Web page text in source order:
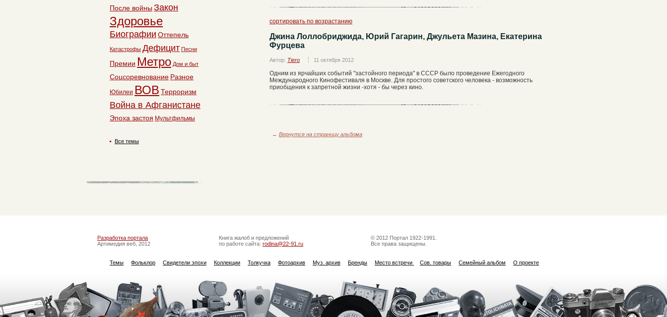
сортировать по возрастанию
Джина Лоллобриджида, Юрий Гагарин, Джульета Мазина, Екатерина
Фурцева
Автор: Tiero 11 октября 2012
Одним из ярчайших событий "застойного периода" в СССР было проведение Ежегодного
Международного Кинофестиваля в Москве. Для простого советского человека - возможность
приобщения к запретной жизни -хотя - бы через кино.
← Вернутся на страницу альбома
После войны Закон
Здоровье
Биографии Оттепель
Катастрофы Дефицит Песни
Премии Метро Дом и быт
Соцсоревнование Разное
Юбилеи ВОВ Терроризм
Война в Афганистане
Эпоха застоя Мультфильмы
Все темы
Разработка портала
Артимедия веб, 2012
Книга жалоб и предложений
по работе сайта: rodina@22-91.ru
© 2012 Портал 1922-1991.
Все права защищены.
Темы Фольклор Свидетели эпохи Коллекции Толкучка Фотоархив Муз. архив Бренды Место встречи Сов. товары Семейный альбом О проекте